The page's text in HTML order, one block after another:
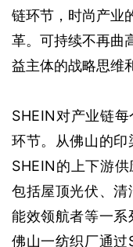
链环节，时尚产业
革。可持续不再曲
益主体的战略思维
SHEIN对产业链
环节。 从佛山的印
SHEIN的上下游
包括屋顶光伏、清
能效领航者等一系
佛山一纺织厂通